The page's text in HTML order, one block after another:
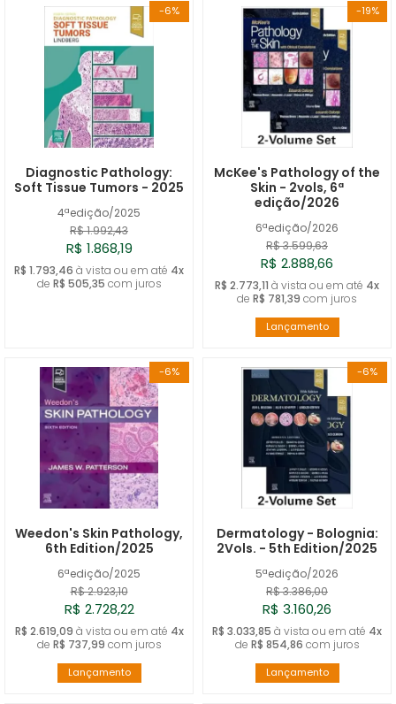
-6%
4ªedição/2025
Diagnostic Pathology:
Soft Tissue Tumors - 2025
R$ 1.992,43
R$ 1.868,19
R$ 1.793,46 à vista ou em até 4x
de R$ 505,35 com juros
-19%
6ªedição/2026
McKee's Pathology of the
Skin - 2vols, 6ª
edição/2026
R$ 3.599,63
R$ 2.888,66
R$ 2.773,11 à vista ou em até 4x
de R$ 781,39 com juros
Lançamento
-6%
6ªedição/2025
Weedon's Skin Pathology,
6th Edition/2025
R$ 2.923,10
R$ 2.728,22
R$ 2.619,09 à vista ou em até 4x
de R$ 737,99 com juros
Lançamento
-6%
5ªedição/2026
Dermatology - Bolognia:
2Vols. - 5th Edition/2025
R$ 3.386,00
R$ 3.160,26
R$ 3.033,85 à vista ou em até 4x
de R$ 854,86 com juros
Lançamento